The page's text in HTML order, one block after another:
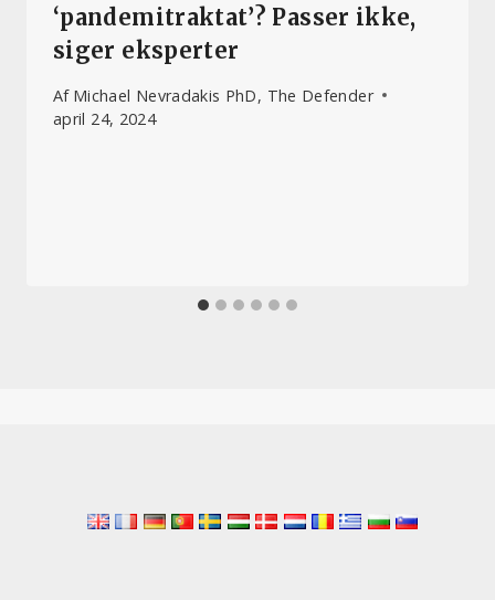
‘pandemitraktat’? Passer ikke,
siger eksperter
Af Michael Nevradakis PhD, The Defender
april 24, 2024